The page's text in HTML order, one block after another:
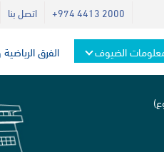
+974 4413 2000 اتصل بنا
الضيوف الفرق الرياضية